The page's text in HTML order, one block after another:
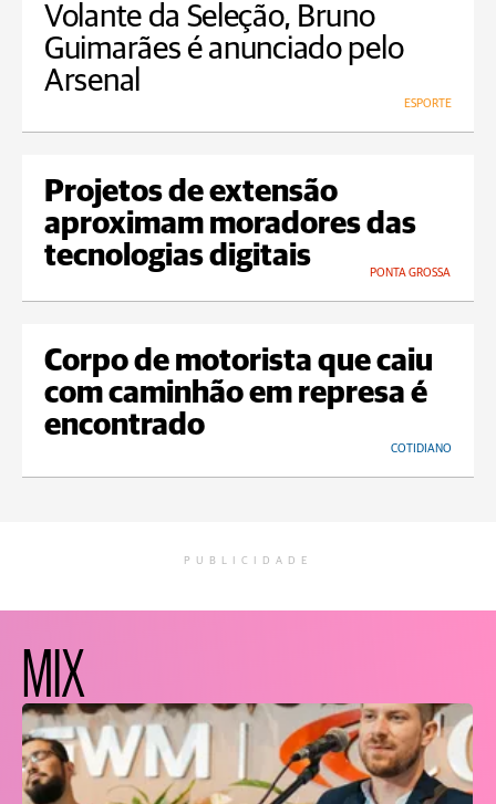
Volante da Seleção, Bruno
Guimarães é anunciado pelo
Arsenal
ESPORTE
Projetos de extensão
aproximam moradores das
tecnologias digitais
PONTA GROSSA
Corpo de motorista que caiu
com caminhão em represa é
encontrado
COTIDIANO
PUBLICIDADE
MIX